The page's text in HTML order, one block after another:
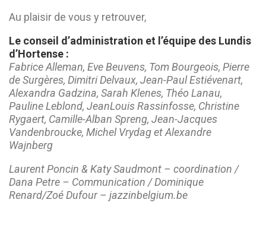
Au plaisir de vous y retrouver,
Le conseil d’administration et l’équipe des Lundis
d’Hortense :
Fabrice Alleman, Eve Beuvens, Tom Bourgeois, Pierre
de Surgères, Dimitri Delvaux, Jean-Paul Estiévenart,
Alexandra Gadzina, Sarah Klenes, Théo Lanau,
Pauline Leblond, JeanLouis Rassinfosse, Christine
Rygaert, Camille-Alban Spreng, Jean-Jacques
Vandenbroucke, Michel Vrydag et Alexandre
Wajnberg
Laurent Poncin & Katy Saudmont – coordination /
Dana Petre – Communication / Dominique
Renard/Zoé Dufour – jazzinbelgium.be